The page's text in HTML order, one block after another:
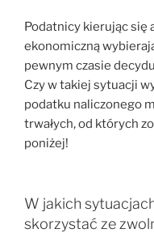
Podatnicy kierując się
ekonomiczną
pewnym czasie
Czy w takiej sytuacji
podatku naliczonego
trwałych, od których
poniżej!
W jakich
skorzystać ze